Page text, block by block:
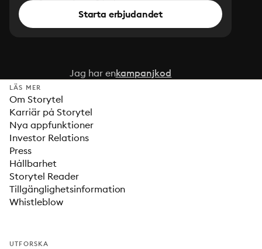
Starta erbjudandet
Jag har enkampanjkod
LÄS MER
Om Storytel
Karriär på Storytel
Nya appfunktioner
Investor Relations
Press
Hållbarhet
Storytel Reader
Tillgänglighetsinformation
Whistleblow
UTFORSKA